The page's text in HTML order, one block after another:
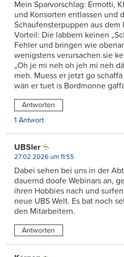
Mein Sparvorschlag: Ermotti,
und Konsorten entlassen und
Schaufensterpuppen aus dem
Vorteil: Die labbern keinen
Fehler und bringen wie
wenigstens verursachen sie
„Oh je mi neh oh jeh mi neh
meh. Muess er jetzt go
wän er tuet is Bordmonne
Antworten
1 Antwort
UBSler
27.02.2026 um 11:55
Dabei sehen bei uns in der
dauernd doofe Webinars an,
ihren Hobbies nach und
neue UBS Welt. Es bat noch
den Mitarbeitern.
Antworten